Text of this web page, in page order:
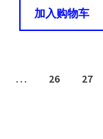
加入购物车
… 26 27